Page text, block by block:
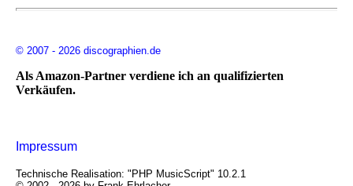
© 2007 - 2026 discographien.de
Als Amazon-Partner verdiene ich an qualifizierten
Verkäufen.
Impressum
Technische Realisation: "PHP MusicScript" 10.2.1